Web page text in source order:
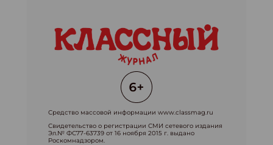
Средство массовой информации www.classmag.ru
Свидетельство о регистрации СМИ сетевого издания
Эл.№ ФС77-63739 от 16 ноября 2015 г. выдано
Роскомнадзором.